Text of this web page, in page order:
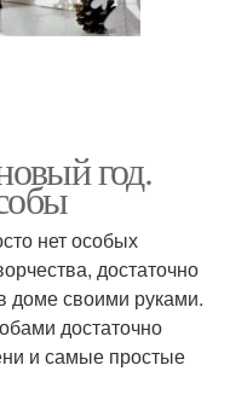
год.
нет особых
достаточно
доме своими руками.
достаточно
и самые простые